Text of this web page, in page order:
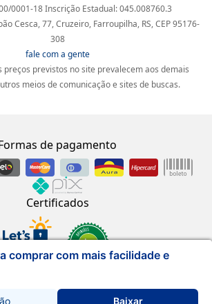
comprar com mais facilidade e
Baixar
0001-18 Inscrição Estadual: 045.008760.3
Cesca, 77, Cruzeiro, Farroupilha, RS, CEP 95176-
308
fale com a gente
preços previstos no site prevalecem aos demais
meios de comunicação e sites de buscas.
de pagamento
Certificados